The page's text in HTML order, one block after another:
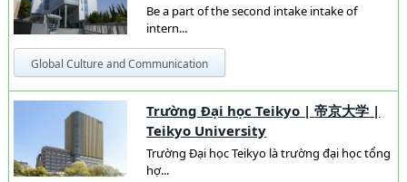
Be a part of the second intake intake of
intern...
Global Culture and Communication
Trường Đại học Teikyo |帝京大学 |
Teikyo University
Trường Đại học Teikyo là trường đại học tổng
hợ...